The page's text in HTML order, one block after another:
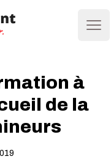
à
de la